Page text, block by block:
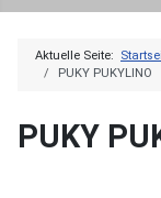
Aktuelle Seite:
PUKY PUKYLINO
PUKY